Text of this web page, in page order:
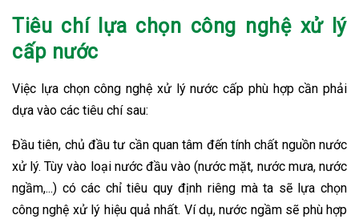
Tiêu chí lựa chọn công nghệ xử lý
cấp nước
Việc lựa chọn công nghệ xử lý nước cấp phù hợp cần phải
dựa vào các tiêu chí sau:
Đầu tiên, chủ đầu tư cần quan tâm đến tính chất nguồn nước
xử lý. Tùy vào loại nước đầu vào (nước mặt, nước mưa, nước
ngầm,...) có các chỉ tiêu quy định riêng mà ta sẽ lựa chọn
công nghệ xử lý hiệu quả nhất. Ví dụ, nước ngầm sẽ phù hợp